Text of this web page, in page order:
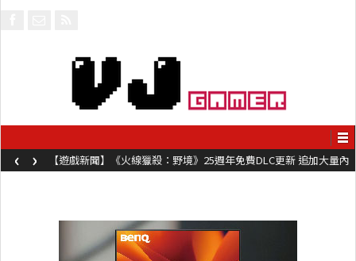
【遊戲新聞】《火線獵殺：野境》25週年免費DLC更新 追加大量內
容同時系舊作限時超平價折扣
‹ ›